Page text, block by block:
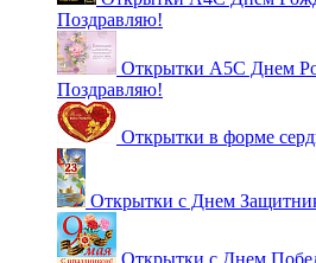
Поздравляю!
Открытки А5С Днем
Поздравляю!
Открытки в форме
Открытки с Днем
Открытки с Днем